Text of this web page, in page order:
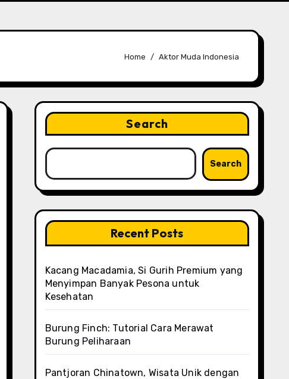
Home Aktor Muda Indonesia
Search
Search
Recent Posts
Kacang Macadamia, Si Gurih Premium yang
Menyimpan Banyak Pesona untuk
Kesehatan
Burung Finch: Tutorial Cara Merawat
Burung Peliharaan
Pantjoran Chinatown, Wisata Unik dengan